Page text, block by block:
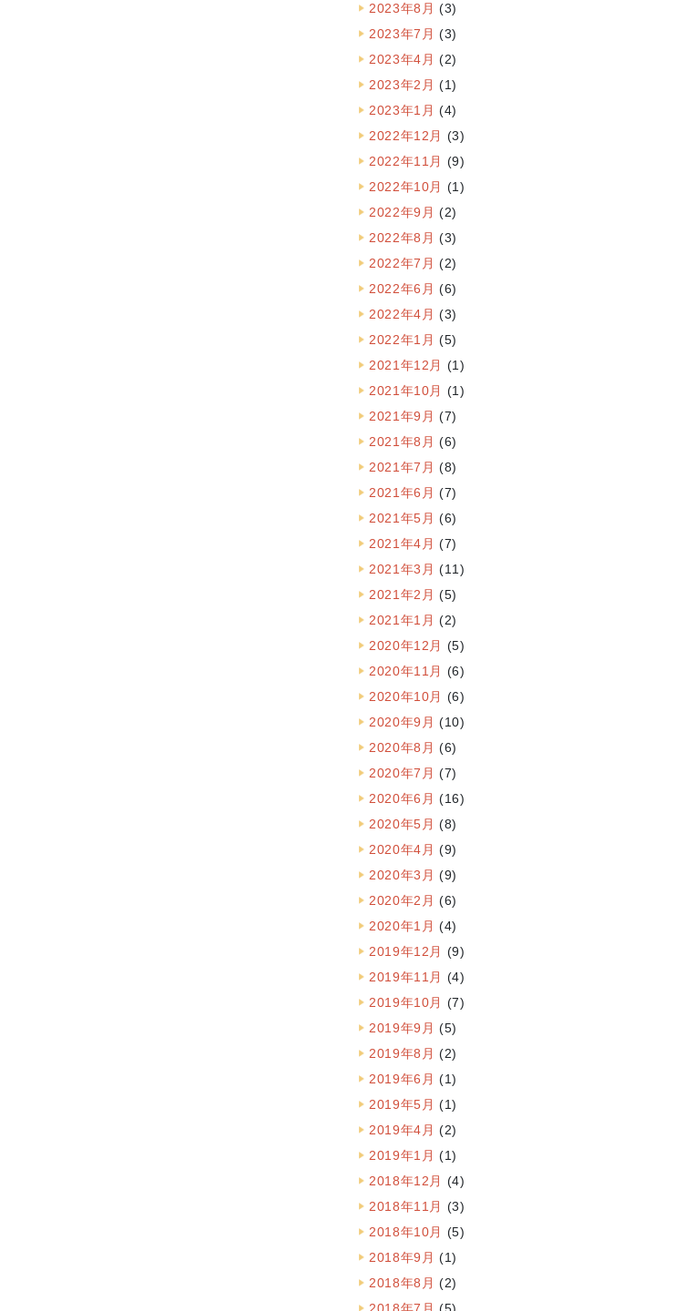
2023年8月 (3)
2023年7月 (3)
2023年4月 (2)
2023年2月 (1)
2023年1月 (4)
2022年12月 (3)
2022年11月 (9)
2022年10月 (1)
2022年9月 (2)
2022年8月 (3)
2022年7月 (2)
2022年6月 (6)
2022年4月 (3)
2022年1月 (5)
2021年12月 (1)
2021年10月 (1)
2021年9月 (7)
2021年8月 (6)
2021年7月 (8)
2021年6月 (7)
2021年5月 (6)
2021年4月 (7)
2021年3月 (11)
2021年2月 (5)
2021年1月 (2)
2020年12月 (5)
2020年11月 (6)
2020年10月 (6)
2020年9月 (10)
2020年8月 (6)
2020年7月 (7)
2020年6月 (16)
2020年5月 (8)
2020年4月 (9)
2020年3月 (9)
2020年2月 (6)
2020年1月 (4)
2019年12月 (9)
2019年11月 (4)
2019年10月 (7)
2019年9月 (5)
2019年8月 (2)
2019年6月 (1)
2019年5月 (1)
2019年4月 (2)
2019年1月 (1)
2018年12月 (4)
2018年11月 (3)
2018年10月 (5)
2018年9月 (1)
2018年8月 (2)